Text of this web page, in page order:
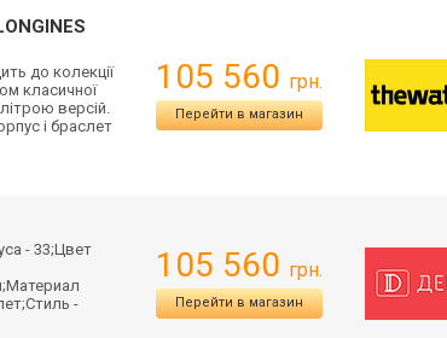
до колекції
класичної
версій.
і браслет
105 560 грн.
Перейти в магазин
- 33;Цвет
-
105 560 грн.
Перейти в магазин